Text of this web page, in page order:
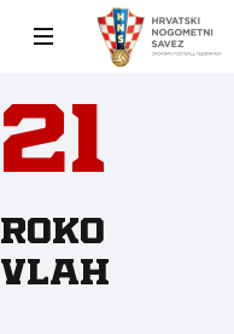
21
Roko
Vlah